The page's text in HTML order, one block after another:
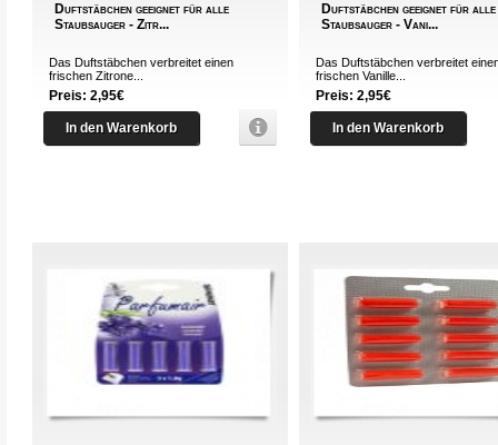
Duftstäbchen geeignet für alle
Staubsauger - Zitr...
Das Duftstäbchen verbreitet einen
frischen Zitrone...
Preis: 2,95€
In den Warenkorb
Duftstäbchen geeignet für alle
Staubsauger - Vani...
Das Duftstäbchen verbreitet
frischen Vanille...
Preis: 2,95€
In den Warenkorb